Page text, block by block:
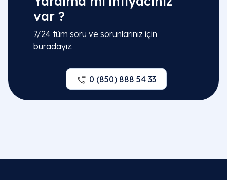
var ?
7/24 tüm soru ve sorunlarınız için
buradayız.
0 (850) 888 54 33